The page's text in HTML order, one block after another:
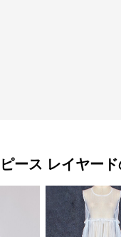
ース レイヤード